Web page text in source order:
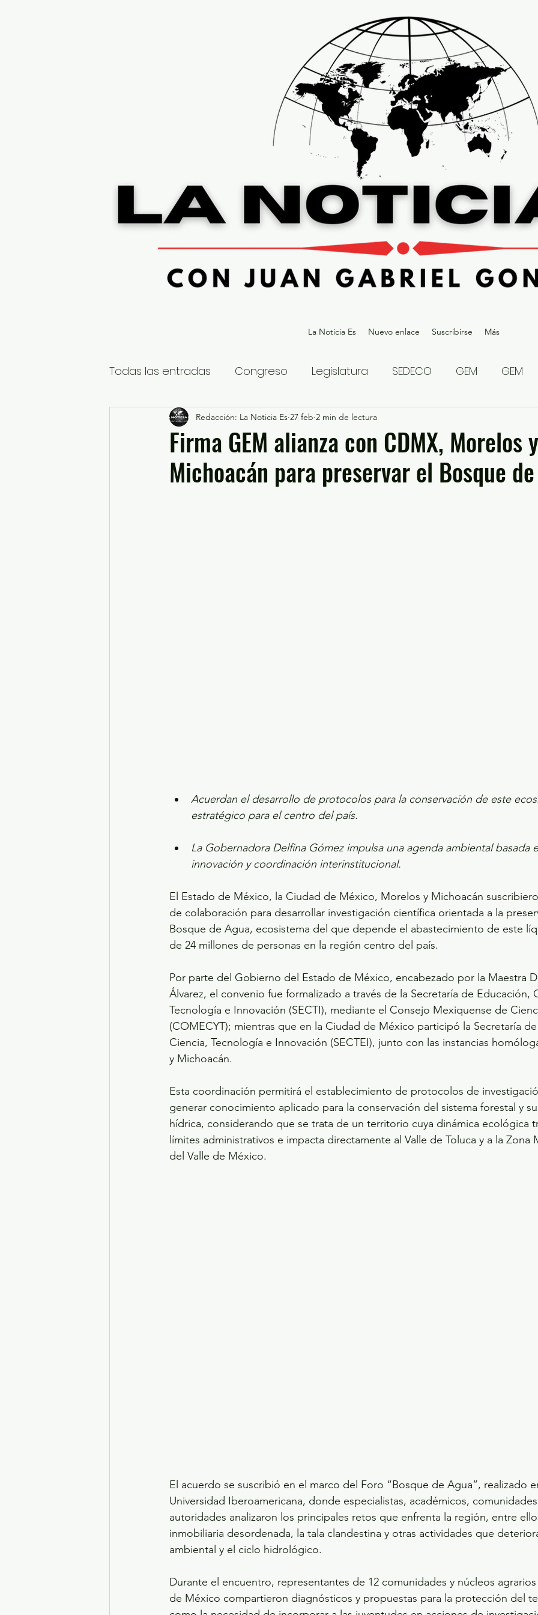
La Noticia Es Nuevo enlace Suscribirse Más
Todas las entradas Congreso Legislatura SEDECO GEM GEM
Nacional Estatal Gubernatura Edoméx 2023
Educación y Cultura Seguridad y Justicia Denuncia Ciudadana
Firma GEM alianza con CDMX, Morelos y
Michoacán para preservar el Bosque
Redacción: La Noticia Es 27 feb 2 min de lectura
Acuerdan el desarrollo de protocolos para la conservación de este
estratégico para el centro del país.
La Gobernadora Delfina Gómez impulsa una agenda ambiental basada
innovación y coordinación interinstitucional.
El Estado de México, la Ciudad de México, Morelos y Michoacán
de colaboración para desarrollar investigación científica orientada a la
Bosque de Agua, ecosistema del que depende el abastecimiento de este
de 24 millones de personas en la región centro del país.
Por parte del Gobierno del Estado de México, encabezado por la Maestra
Álvarez, el convenio fue formalizado a través de la Secretaría de Educación,
Tecnología e Innovación (SECTI), mediante el Consejo Mexiquense de
(COMECYT); mientras que en la Ciudad de México participó la Secretaría
Ciencia, Tecnología e Innovación (SECTEI), junto con las instancias
y Michoacán.
Esta coordinación permitirá el establecimiento de protocolos de
generar conocimiento aplicado para la conservación del sistema forestal y
hídrica, considerando que se trata de un territorio cuya dinámica ecológica
límites administrativos e impacta directamente al Valle de Toluca y a la Zona
del Valle de México.
El acuerdo se suscribió en el marco del Foro “Bosque de Agua”, realizado
Universidad Iberoamericana, donde especialistas, académicos,
autoridades analizaron los principales retos que enfrenta la región, entre
inmobiliaria desordenada, la tala clandestina y otras actividades que
ambiental y el ciclo hidrológico.
Durante el encuentro, representantes de 12 comunidades y núcleos
de México compartieron diagnósticos y propuestas para la protección del